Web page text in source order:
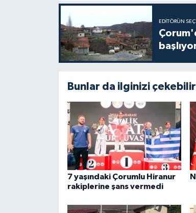
EDITÖRÜN
Bunlar da ilginizi çekebilir
7 yaşındaki Çorumlu Hiranur
rakiplerine şans vermedi